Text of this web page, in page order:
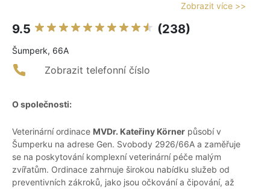
Zobrazit více >>
9.5 (238)
Šumperk, 66A
Zobrazit telefonní číslo
O společnosti:
Veterinární ordinace MVDr. Kateřiny Körner působí v
Šumperku na adrese Gen. Svobody 2926/66A a zaměřuje
se na poskytování komplexní veterinární péče malým
zvířatům. Ordinace zahrnuje širokou nabídku služeb od
preventivních zákroků, jako jsou očkování a čipování, až